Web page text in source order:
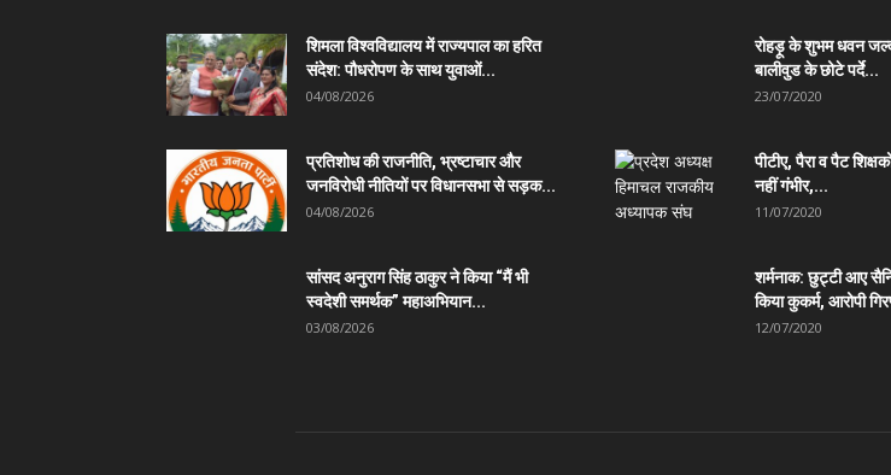
शिमला विश्वविद्यालय में राज्यपाल का हरित
संदेश: पौधरोपण के साथ युवाओं...
04/08/2026
प्रतिशोध की राजनीति, भ्रष्टाचार और
जनविरोधी नीतियों पर विधानसभा से सड़क...
04/08/2026
सांसद अनुराग सिंह ठाकुर ने किया “मैं भी
स्वदेशी समर्थक” महाअभियान...
03/08/2026
रोहड़ू के शुभम धवन
बालीवुड के छोटे पर्दे...
23/07/2020
पीटीए, पैरा व पैट
नहीं गंभीर,...
11/07/2020
शर्मनाक: छुट्टी आए
किया कुकर्म, आरोपी
12/07/2020